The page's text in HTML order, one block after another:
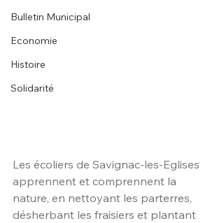
Bulletin Municipal
Economie
Histoire
Solidarité
Les écoliers de Savignac-les-Eglises
apprennent et comprennent la
nature, en nettoyant les parterres,
désherbant les fraisiers et plantant